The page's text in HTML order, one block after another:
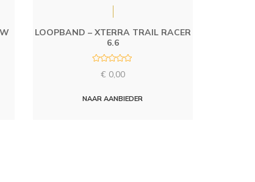
LOOPBAND – XTERRA TRAIL RACER
6.6
d
€ 0,00
NAAR AANBIEDER